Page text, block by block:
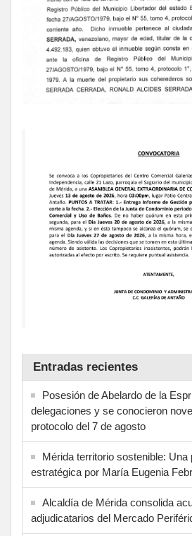
Entradas recientes
Posesión de Abelardo de la
delegaciones y se conocieron
protocolo del 7 de agosto
Mérida territorio sostenible: Una
estratégica por María Eugenia
Alcaldía de Mérida consolida
adjudicatarios del Mercado